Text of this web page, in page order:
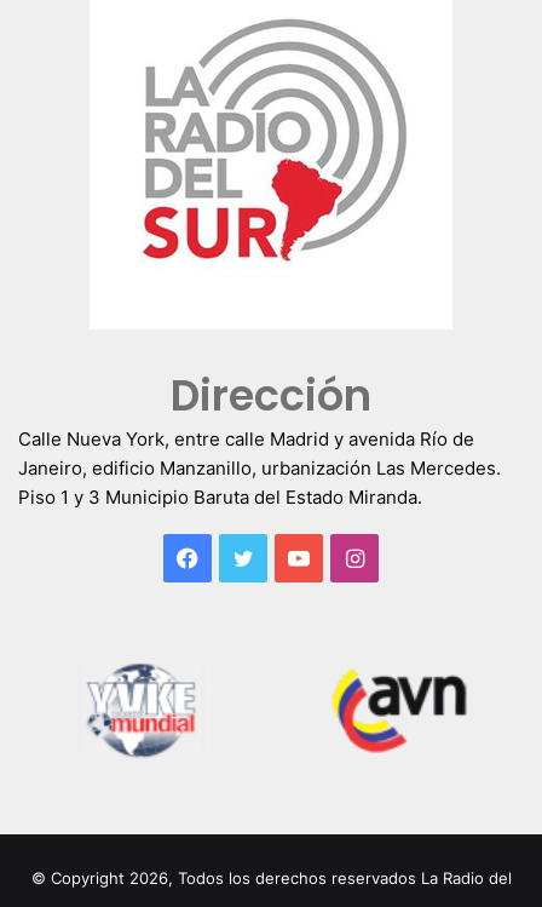
Dirección
Calle Nueva York, entre calle Madrid y avenida Río de
Janeiro, edificio Manzanillo, urbanización Las Mercedes.
Piso 1 y 3 Municipio Baruta del Estado Miranda.
Facebook
TwitterYouTubeInstagram
© Copyright 2026, Todos los derechos reservados La Radio del